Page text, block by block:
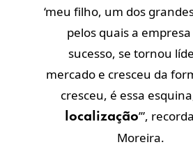
‘meu filho, um dos
pelos quais a
sucesso, se tornou
mercado e cresceu da
cresceu, é essa
localização’”,
Moreira.